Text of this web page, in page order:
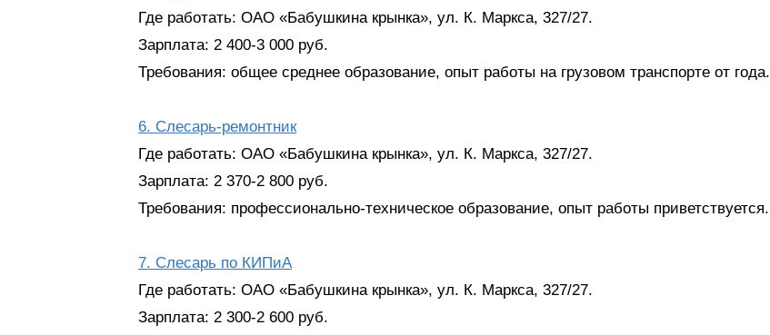
Где работать: ОАО «Бабушкина крынка», ул. К. Маркса, 327/27.
Зарплата: 2 400-3 000 руб.
Требования: общее среднее образование, опыт работы на грузовом транспорте от года.
6. Слесарь-ремонтник
Где работать: ОАО «Бабушкина крынка», ул. К. Маркса, 327/27.
Зарплата: 2 370-2 800 руб.
Требования: профессионально-техническое образование, опыт работы приветствуется.
7. Слесарь по КИПиА
Где работать: ОАО «Бабушкина крынка», ул. К. Маркса, 327/27.
Зарплата: 2 300-2 600 руб.